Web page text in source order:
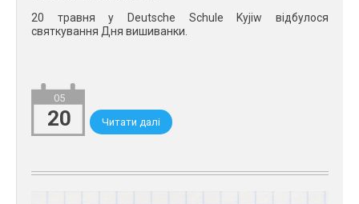
20 травня у Deutsche Schule Kyjiw відбулося
святкування Дня вишиванки.
05
20 Читати далі